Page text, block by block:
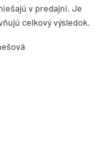
v predajni. Je
celkový výsledok.